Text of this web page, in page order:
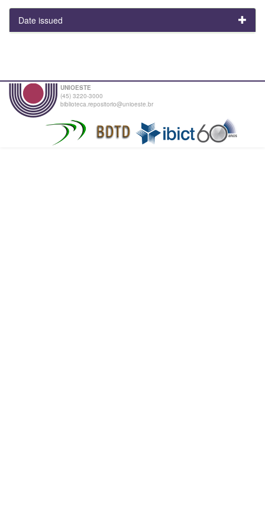
Date issued
UNIOESTE
(45) 3220-3000
biblioteca.repositorio@unioeste.br